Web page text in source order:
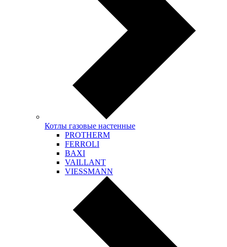
Котлы газовые настенные
PROTHERM
FERROLI
BAXI
VAILLANT
VIESSMANN